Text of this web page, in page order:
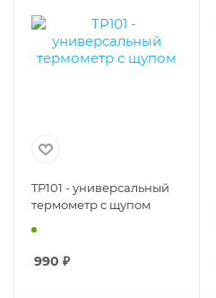
TP101 - универсальный
термометр с щупом
990 ₽